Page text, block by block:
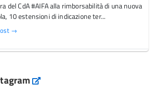
del CdA #AIFA alla rimborsabilità di una nuova
10 estensioni di indicazione ter...
→
→
Instagram